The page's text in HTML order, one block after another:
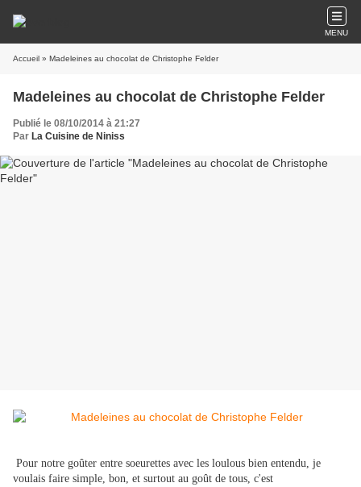
MENU
Accueil » Madeleines au chocolat de Christophe Felder
Madeleines au chocolat de Christophe Felder
Publié le 08/10/2014 à 21:27
Par La Cuisine de Niniss
​Pour notre goûter entre soeurettes avec les loulous bien entendu, je
voulais faire simple, bon, et surtout au goût de tous, c'est